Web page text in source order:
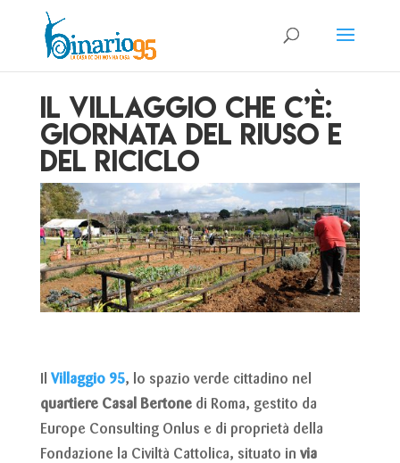
Il Villaggio che c’è:
giornata del riuso e
del riciclo
Villaggio 95, lo spazio verde cittadino nel
quartiere Casal Bertonedi Roma, gestito da
Europe Consulting Onlus e di proprietà della
Fondazione la Civiltà Cattolica, situato in via